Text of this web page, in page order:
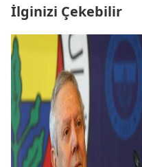
İlginizi Çekebilir